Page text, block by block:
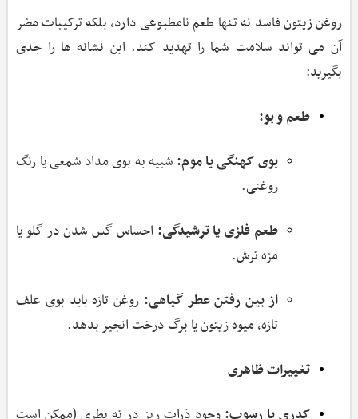
روغن زیتون فاسد نه تنها طعم نامطبوعی دارد، بلکه ترکیبات مضر
آن می ‌تواند سلامت شما را تهدید کند. این نشانه ‌ها را جدی
بگیرید:
طعم و بو:
بوی کهنگی یا موم: شبیه به بوی مداد شمعی یا رنگ
روغنی.
طعم فلزی یا ترشیدگی: احساس گس شدن در گلو یا
مزه ترش.
از بین رفتن عطر گیاهی: روغن تازه باید بوی علف
تازه، میوه زیتون یا برگ درخت انجیر بدهد.
تغییرات ظاهری